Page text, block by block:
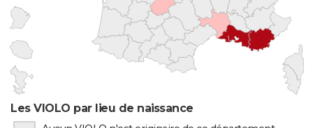
Les VIOLO par lieu de naissance